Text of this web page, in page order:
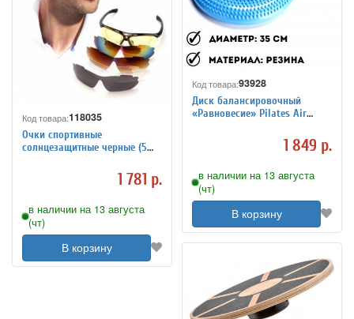
Код товара:118035
Очки спортивные
солнцезащитные черные (5
сменных линз)
1 781 р.
в наличии на 13 августа
(чт)
В корзину
Код товара:93928
Диск балансировочный
«Равновесие» Pilates Air
1 849 р.
в наличии на 13 августа
(чт)
В корзину